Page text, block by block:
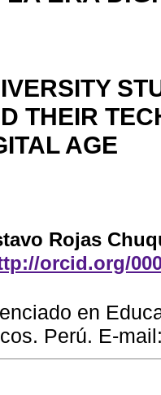
THEIR
AGE
Rojas
orcid.org/
en
Perú. E-